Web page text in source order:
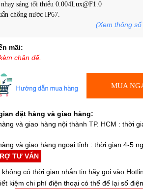
sáng tối thiểu 0.004Lux@F1.0
chống nước IP67.
(Xem thông
mãi:
chân đế.
MUA
đặt hàng và giao hàng:
và giao hàng nội thành TP. HCM : thời
và giao hàng ngoại tỉnh : thời gian 4-5
TƯ VẤN
không có thời gian nhắn tin hãy gọi vào
kiệm chi phí điện thoại có thể để lại số